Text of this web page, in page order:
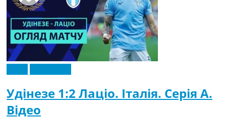
Удінезе 1:2 Лаціо. Італія. Серія A.
Відео